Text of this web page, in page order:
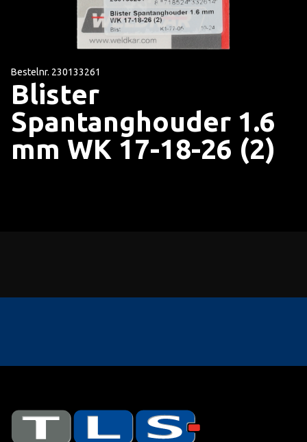
Bestelnr. 230133261
Blister
Spantanghouder 1.6
mm WK 17-18-26 (2)